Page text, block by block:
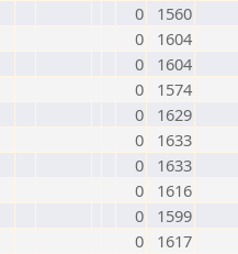
0
1560
0
1604
0
1604
0
1574
0
1629
0
1633
0
1633
0
1616
0
1599
0
1617